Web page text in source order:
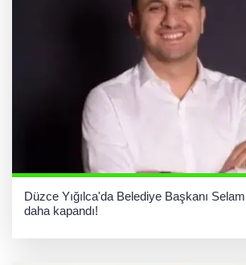
Düzce Yığılca'da Belediye Başkanı
daha kapandı!